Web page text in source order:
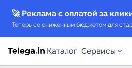
🚀 Реклама с оплатой за
Теперь со сниженным бюджетом для
Каталог Сервисы